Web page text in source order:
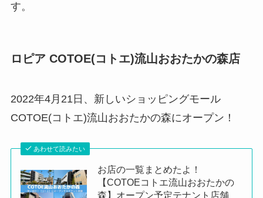
す。
ロピア COTOE(コトエ)流山おおたかの森店
2022年4月21日、新しいショッピングモール
COTOE(コトエ)流山おおたかの森にオープン！
あわせて読みたい
お店の一覧まとめたよ！
【COTOEコトエ流山おおたかの
森】オープン予定テナント店舗